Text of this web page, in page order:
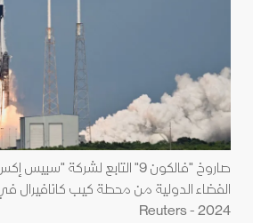
صاروخ "فالكون 9" التابع لشركة
2024 - Reuters